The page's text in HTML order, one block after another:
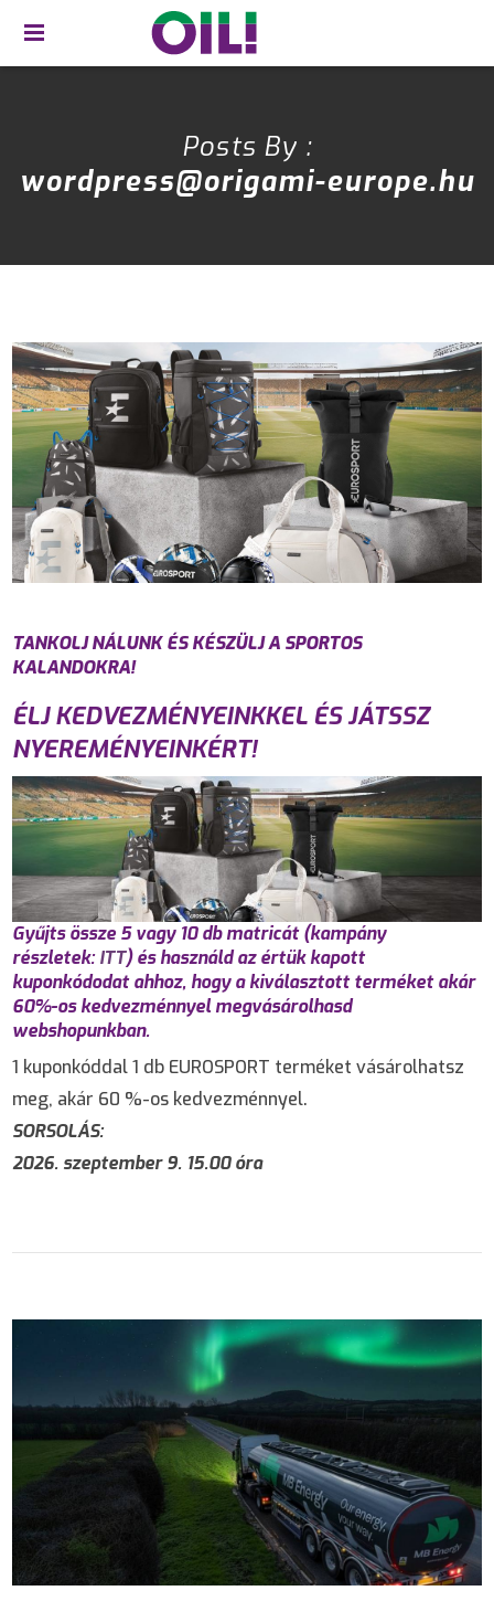
Posts By :
wordpress@origami-europe.hu
TANKOLJ NÁLUNK ÉS KÉSZÜLJ A SPORTOS
KALANDOKRA!
ÉLJ KEDVEZMÉNYEINKKEL ÉS JÁTSSZ
NYEREMÉNYEINKÉRT!
Gyűjts össze 5 vagy 10 db matricát (kampány
részletek:ITT) és használd az értük kapott
kuponkódodat ahhoz, hogy a kiválasztott terméket akár
60%-os kedvezménnyel megvásárolhasd
webshopunkban.
1 kuponkóddal 1 db EUROSPORT terméket vásárolhatsz
meg, akár 60 %-os kedvezménnyel.
SORSOLÁS:
2026. szeptember 9. 15.00 óra